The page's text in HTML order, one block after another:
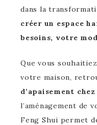
dans la
créer un espace
besoins, votre
Que vous
votre maison,
d’apaisement
l’aménagement de
Feng Shui permet